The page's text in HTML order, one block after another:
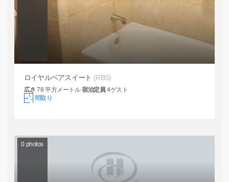
ロイヤルベアスイート (RBS)
広さ 78 平方メートル宿泊定員 4ゲスト
間取り
0 photos